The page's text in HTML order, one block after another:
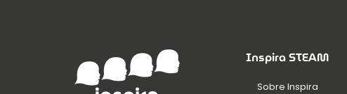
Inspira STEAM
Sobre Inspira